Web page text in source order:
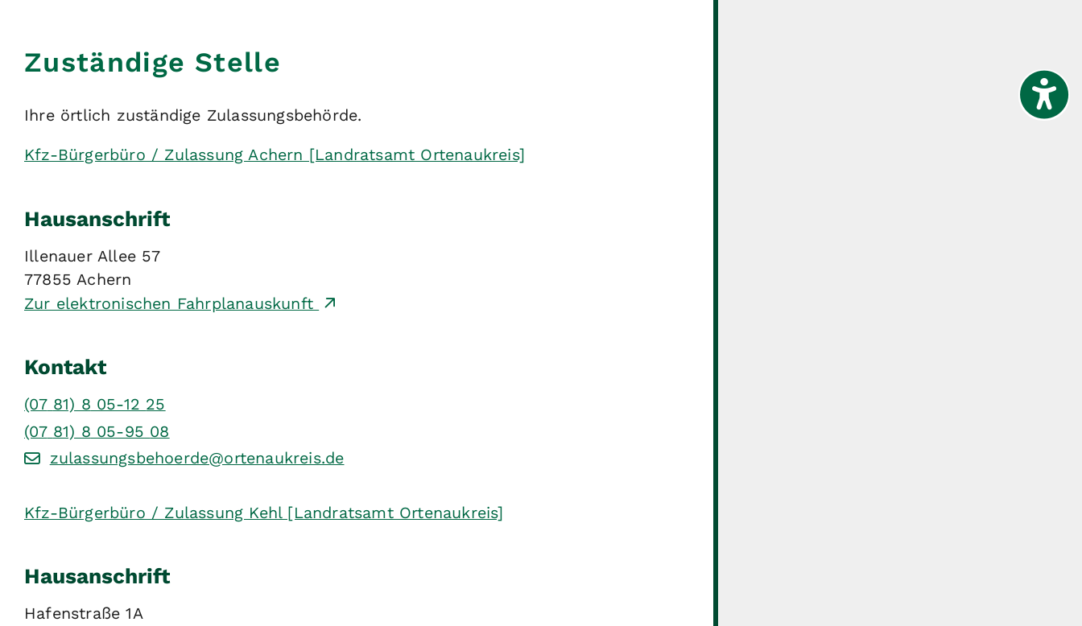
Zuständige Stelle
Ihre örtlich zuständige Zulassungsbehörde.
Kfz-Bürgerbüro / Zulassung Achern [Landratsamt Ortenaukreis]
Hausanschrift
Illenauer Allee 57
77855 Achern
Zur elektronischen Fahrplanauskunft
Kontakt
(07 81) 8 05-12 25
(07 81) 8 05-95 08
zulassungsbehoerde@ortenaukreis.de
Kfz-Bürgerbüro / Zulassung Kehl [Landratsamt Ortenaukreis]
Hausanschrift
Hafenstraße 1A